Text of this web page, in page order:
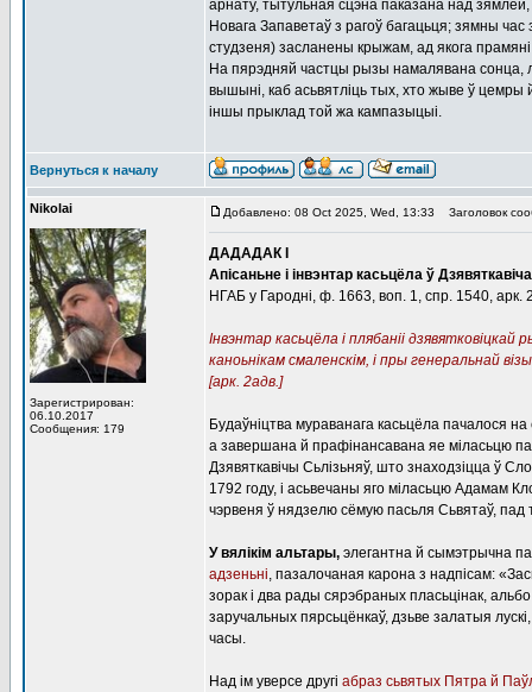
арнату, тытульная сцэна паказана над
Новага Запаветаў з рагоў багацьця; зямны
студзеня) засланены крыжам, ад якога
На пярэдняй частцы рызы намалявана сонца,
вышыні, каб асьвятліць тых, хто жыве ў
іншы прыклад той жа кампазыцыі.
Вернуться к началу
Nikolai
Зарегистрирован:
06.10.2017
Сообщения: 179
Добавлено: 08 Oct 2025, Wed, 13:33 Заголовок
ДАДАДАК I
Апісаньне і інвэнтар касьцёла ў
НГАБ у Гародні, ф. 1663, воп. 1, спр. 1540, арк.
Інвэнтар касьцёла і плябаніі
каноьнікам смаленскім, і пры генеральнай
[арк. 2адв.]
Будаўніцтва мураванага касьцёла пачалося на
а завершана й прафінансавана яе міласьцю
Дзявяткавічы Сьлізьняў, што знаходзіцца ў
1792 году, і асьвечаны яго міласьцю Адамам
чэрвеня ў нядзелю сёмую пасьля Сьвятаў,
У вялікім альтары, элегантна й сымэтрычна
адзеньні, пазалочаная карона з надпісам:
зорак і два рады сярэбраных пласьцінак,
заручальных пярсьцёнкаў, дзьве залатыя
часы.
Над ім уверсе другі абраз сьвятых Пятра й